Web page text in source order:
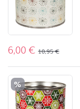
6,00€ 10,95€
%